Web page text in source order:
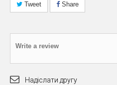
Tweet Share
Write a review
Надіслати другу